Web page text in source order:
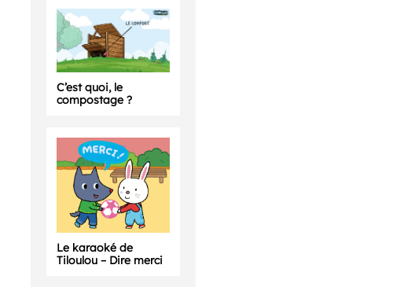
C’est quoi, le
compostage ?
Le karaoké de
Tiloulou – Dire merci